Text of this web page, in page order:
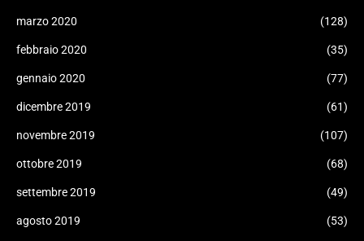
marzo 2020 (128)
febbraio 2020 (35)
gennaio 2020 (77)
dicembre 2019 (61)
novembre 2019 (107)
ottobre 2019 (68)
settembre 2019 (49)
agosto 2019 (53)